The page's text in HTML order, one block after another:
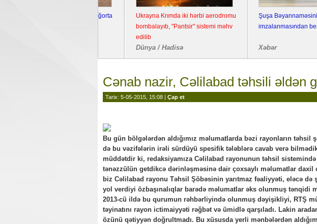
Ukrayna Krımda iki hərbi aerodromu
bombalayıb, "Pantsir" sistemi məhv
Dünya / Hadisə
Şuşa Bəyannaməsinin
imzalanmasından beş il ötür
Cənab nazir, Cəlilabad təhsili əldən
Tarix: 5-05-2015, 15:08 | Çap et
Bu gün bölgələrdən aldığımız məlumatlarda bəzi rayonların
də bu vəzifələrin irəli sürdüyü spesifik tələblərə cavab verə
müddətdir ki, redaksiyamıza Cəlilabad rayonunun təhsil
tənəzzülün getdikcə dərinləşməsinə dair çoxsaylı məlumatlar daxil
biz Cəlilabad rayonu Təhsil Şöbəsinin yarıtmaz fəaliyyəti, eləcə
yol verdiyi özbaşınalıqlar barədə məlumatlar əks olunmuş tənqidi
2013-cü ildə bu qurumun rəhbərliyində olunmuş dəyişikliyi, RTŞ
təyinatını rayon ictimaiyyəti rəğbət və ümidlə qarşıladı. Lakin
özünü qətiyyən doğrultmadı. Bu xüsusda yerli mənbələrdən